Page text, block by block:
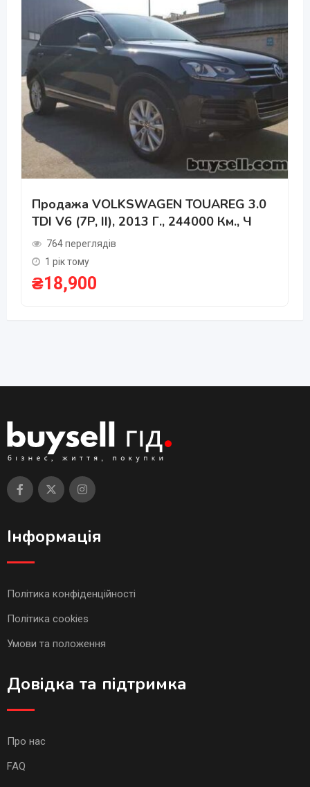
Продажа VOLKSWAGEN TOUAREG 3.0
TDI V6 (7P, II), 2013 Г., 244000 Км., Ч
764 переглядів
1 рік тому
₴18,900
Інформація
Політика конфіденційності
Політика cookies
Умови та положення
Довідка та підтримка
Про нас
FAQ